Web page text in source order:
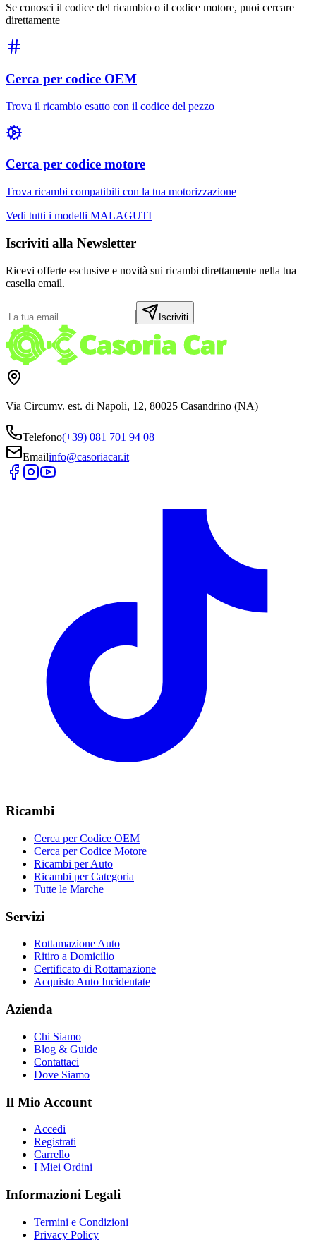
Se conosci il codice del ricambio o il codice motore, puoi cercare
direttamente
Cerca per codice OEM
Trova il ricambio esatto con il codice del pezzo
Cerca per codice motore
Trova ricambi compatibili con la tua motorizzazione
Vedi tutti i modelli MALAGUTI
Iscriviti alla Newsletter
Ricevi offerte esclusive e novità sui ricambi direttamente nella tua
casella email.
Iscriviti
Via Circumv. est. di Napoli, 12, 80025 Casandrino (NA)
Telefono(+39) 081 701 94 08
Emailinfo@casoriacar.it
Ricambi
Cerca per Codice OEM
Cerca per Codice Motore
Ricambi per Auto
Ricambi per Categoria
Tutte le Marche
Servizi
Rottamazione Auto
Ritiro a Domicilio
Certificato di Rottamazione
Acquisto Auto Incidentate
Azienda
Chi Siamo
Blog & Guide
Contattaci
Dove Siamo
Il Mio Account
Accedi
Registrati
Carrello
I Miei Ordini
Informazioni Legali
Termini e Condizioni
Privacy Policy